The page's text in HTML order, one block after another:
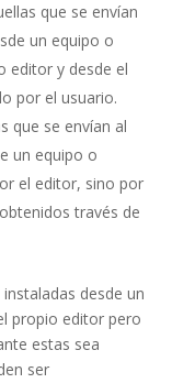
que se envían
un equipo o
editor y desde el
por el usuario.
que se envían al
un equipo o
el editor, sino por
través de
desde un
propio editor pero
estas sea
ser